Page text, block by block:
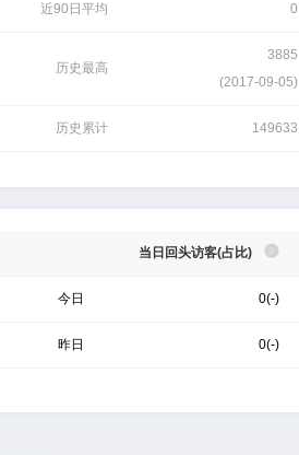
近90日平均 0
历史最高
3885
(2017-09-05)
历史累计 149633
当日回头访客(占比)
今日 0(-)
昨日 0(-)